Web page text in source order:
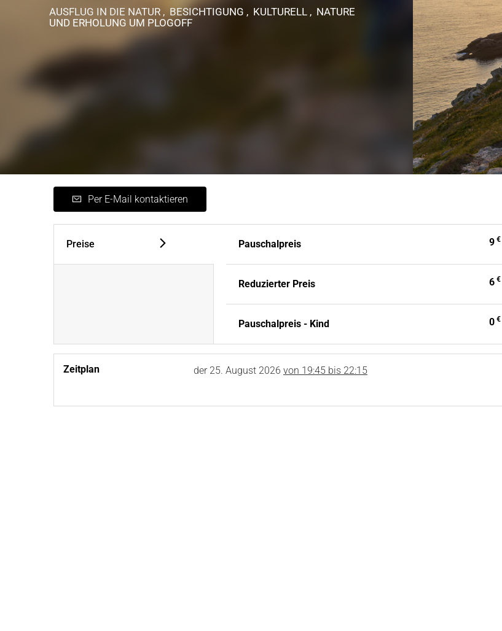
AUSFLUG IN DIE NATUR , BESICHTIGUNG , KULTURELL , NATURE
UND ERHOLUNG UM PLOGOFF
Per E-Mail kontaktieren
Preise Pauschalpreis 9 €
Reduzierter Preis 6 €
Pauschalpreis - Kind 0 €
Zeitplan der 25. August 2026 von 19:45 bis 22:15